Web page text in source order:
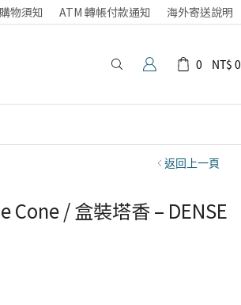
購物須知 ATM 轉帳付款通知 海外寄送說明
0 NT$ 0
返回上一頁
Cone / 盒裝塔香 – DENSE